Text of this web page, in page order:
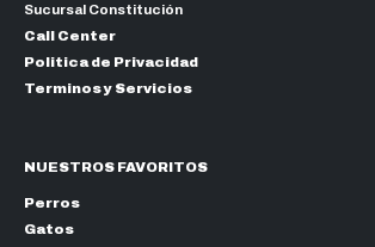
Sucursal Constitución
Call Center
Politica de Privacidad
Terminos y Servicios
NUESTROS FAVORITOS
Perros
Gatos